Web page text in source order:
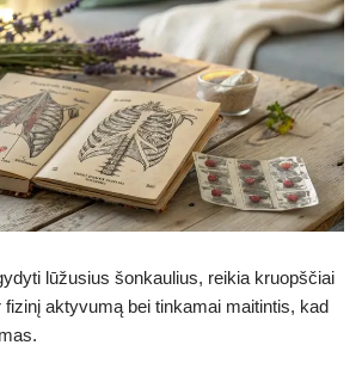
lūžusius šonkaulius, reikia kruopščiai
fizinį aktyvumą bei tinkamai maitintis, kad